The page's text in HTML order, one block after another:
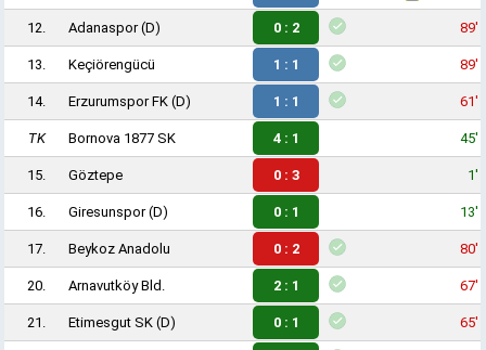
12. Adanaspor(D) 0 : 2 89'
13. Keçiörengücü 1 : 1 89'
14. Erzurumspor FK (D) 1 : 1 61'
TK Bornova 1877 SK 4 : 1 45'
15. Göztepe 0 : 3 1'
16. Giresunspor(D) 0 : 1 13'
17. Beykoz Anadolu 0 : 2 80'
20. Arnavutköy Bld. 2 : 1 67'
21. Etimesgut SK (D) 0 : 1 65'